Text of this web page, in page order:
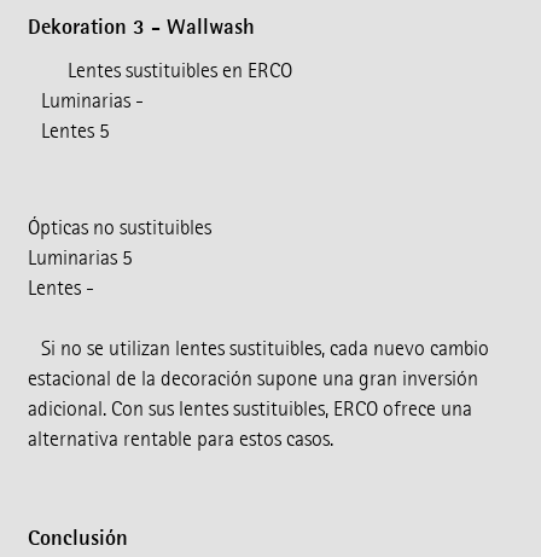
Dekoration 3 - Wallwash
Lentes sustituibles en ERCO
Luminarias -
Lentes 5
Ópticas no sustituibles
Luminarias 5
Lentes -
Si no se utilizan lentes sustituibles, cada nuevo cambio
estacional de la decoración supone una gran inversión
adicional. Con sus lentes sustituibles, ERCO ofrece una
alternativa rentable para estos casos.
Conclusión